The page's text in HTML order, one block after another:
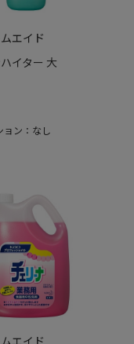
エイド
イター 大
ョン：なし
エイド